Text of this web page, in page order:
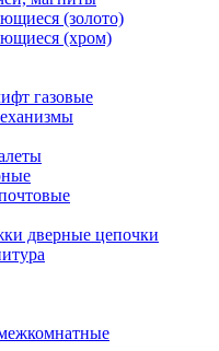
(золото)
(хром)
газовые
дверные цепочки